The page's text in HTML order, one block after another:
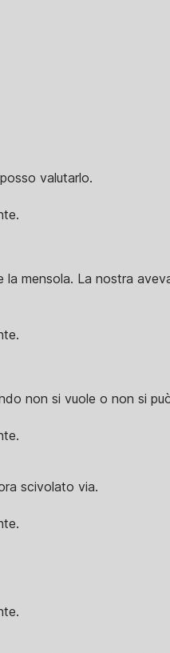
valutarlo.
mensola. La nostra
non si vuole o non si
scivolato via.